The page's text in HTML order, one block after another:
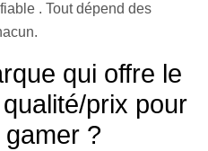
. Tout dépend des
que qui offre le
qualité/prix pour
gamer ?